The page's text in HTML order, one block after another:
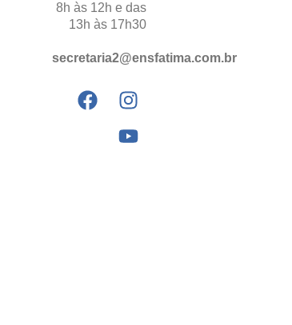
8h às 12h e das
13h às 17h30
secretaria2@ensfatima.com.br